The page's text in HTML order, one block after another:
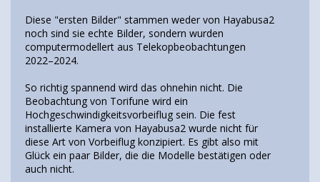
Diese "ersten Bilder" stammen weder von Hayabusa2
noch sind sie echte Bilder, sondern wurden
computermodellert aus Telekopbeobachtungen
2022–2024.
So richtig spannend wird das ohnehin nicht. Die
Beobachtung von Torifune wird ein
Hochgeschwindigkeitsvorbeiflug sein. Die fest
installierte Kamera von Hayabusa2 wurde nicht für
diese Art von Vorbeiflug konzipiert. Es gibt also mit
Glück ein paar Bilder, die die Modelle bestätigen oder
auch nicht.